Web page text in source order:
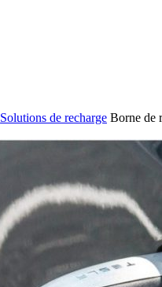
Solutions de recharge Borne de